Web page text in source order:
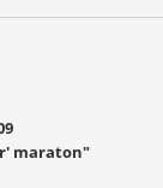
maraton"